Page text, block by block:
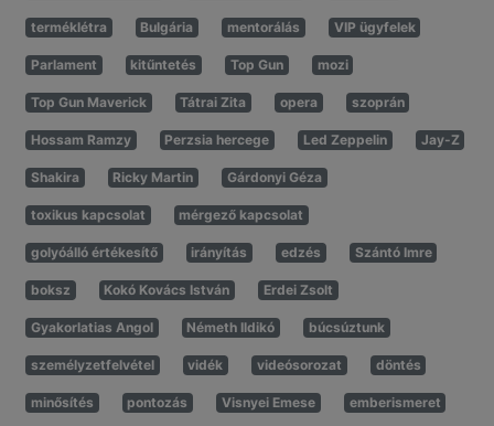
terméklétra Bulgária mentorálás VIP ügyfelek
Parlament kitűntetés Top Gun mozi
Top Gun Maverick Tátrai Zita opera szoprán
Hossam Ramzy Perzsia hercege Led Zeppelin Jay-Z
Shakira Ricky Martin Gárdonyi Géza
toxikus kapcsolat mérgező kapcsolat
golyóálló értékesítő irányítás edzés Szántó Imre
boksz Kokó Kovács István Erdei Zsolt
Gyakorlatias Angol Németh Ildikó búcsúztunk
személyzetfelvétel vidék videósorozat döntés
minősítés pontozás Visnyei Emese emberismeret